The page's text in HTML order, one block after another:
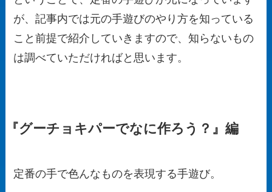
が、記事内では元の手遊びのやり方を知っている
こと前提で紹介していきますので、知らないもの
は調べていただければと思います。
『グーチョキパーでなに作ろう？』編
定番の手で色んなものを表現する手遊び。